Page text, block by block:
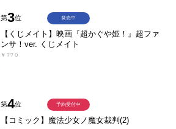
第3位
【くじメイト】映画『超かぐや姫！』超ファ
ンサ！ver. くじメイト
￥770
発売中
第4位
【コミック】魔法少女ノ魔女裁判(2)
予約受付中